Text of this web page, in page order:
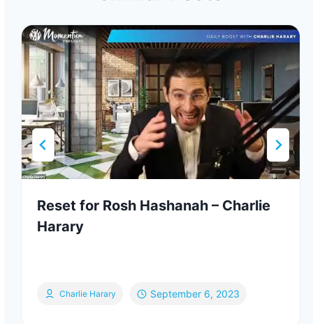
Reset for Rosh Hashanah – Charlie
Harary
Charlie Harary September 6, 2023